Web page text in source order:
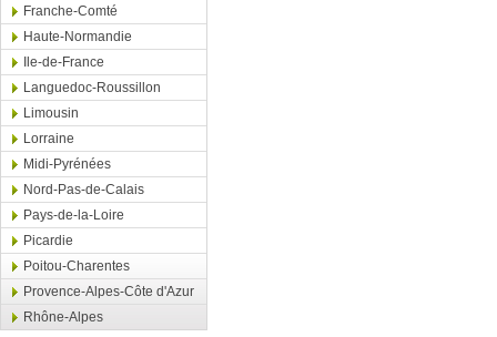
Franche-Comté
Haute-Normandie
Ile-de-France
Languedoc-Roussillon
Limousin
Lorraine
Midi-Pyrénées
Nord-Pas-de-Calais
Pays-de-la-Loire
Picardie
Poitou-Charentes
Provence-Alpes-Côte d'Azur
Rhône-Alpes